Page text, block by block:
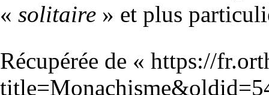
« solitaire » et plus
Récupérée de « https://